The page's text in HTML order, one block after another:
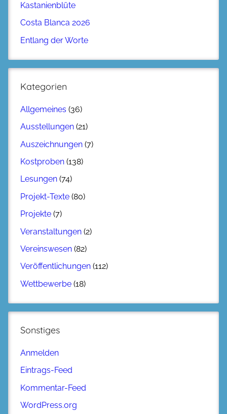
Kastanienblüte
Costa Blanca 2026
Entlang der Worte
Kategorien
Allgemeines (36)
Ausstellungen (21)
Auszeichnungen (7)
Kostproben (138)
Lesungen (74)
Projekt-Texte (80)
Projekte (7)
Veranstaltungen (2)
Vereinswesen (82)
Veröffentlichungen (112)
Wettbewerbe (18)
Sonstiges
Anmelden
Eintrags-Feed
Kommentar-Feed
WordPress.org